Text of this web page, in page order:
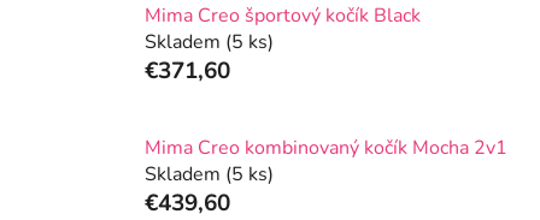
Mima Creo športový kočík Black
Skladem (5 ks)
€371,60
Mima Creo kombinovaný kočík Mocha 2v1
Skladem (5 ks)
€439,60